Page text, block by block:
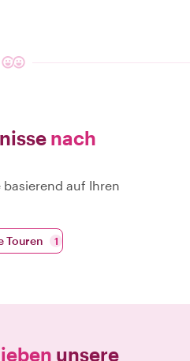
nach
basierend auf Ihren
Touren 1
unsere